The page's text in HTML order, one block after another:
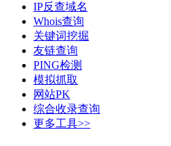
IP反查域名
Whois查询
关键词挖掘
友链查询
PING检测
模拟抓取
网站PK
综合收录查询
更多工具>>